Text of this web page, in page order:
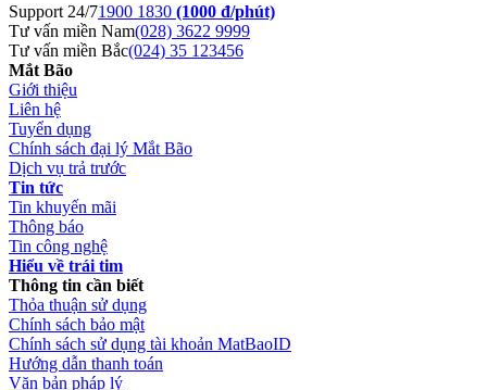
Support 24/71900 1830 (1000 đ/phút)
Tư vấn miền Nam(028) 3622 9999
Tư vấn miền Bắc(024) 35 123456
Mắt Bão
Giới thiệu
Liên hệ
Tuyển dụng
Chính sách đại lý Mắt Bão
Dịch vụ trả trước
Tin tức
Tin khuyến mãi
Thông báo
Tin công nghệ
Hiểu về trái tim
Thông tin cần biết
Thỏa thuận sử dụng
Chính sách bảo mật
Chính sách sử dụng tài khoản MatBaoID
Hướng dẫn thanh toán
Văn bản pháp lý